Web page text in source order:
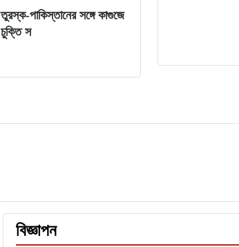
তুরস্ক-পাকিস্তানের সঙ্গে কাগুজে
চুক্তি স
বিজ্ঞাপন